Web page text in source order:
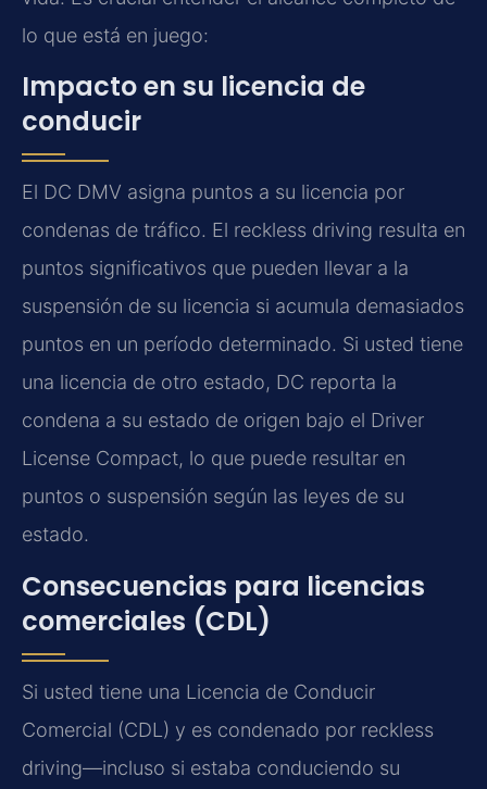
lo que está en juego:
Impacto en su licencia de
conducir
El DC DMV asigna puntos a su licencia por
condenas de tráfico. El reckless driving resulta en
puntos significativos que pueden llevar a la
suspensión de su licencia si acumula demasiados
puntos en un período determinado. Si usted tiene
una licencia de otro estado, DC reporta la
condena a su estado de origen bajo el Driver
License Compact, lo que puede resultar en
puntos o suspensión según las leyes de su
estado.
Consecuencias para licencias
comerciales (CDL)
Si usted tiene una Licencia de Conducir
Comercial (CDL) y es condenado por reckless
driving—incluso si estaba conduciendo su